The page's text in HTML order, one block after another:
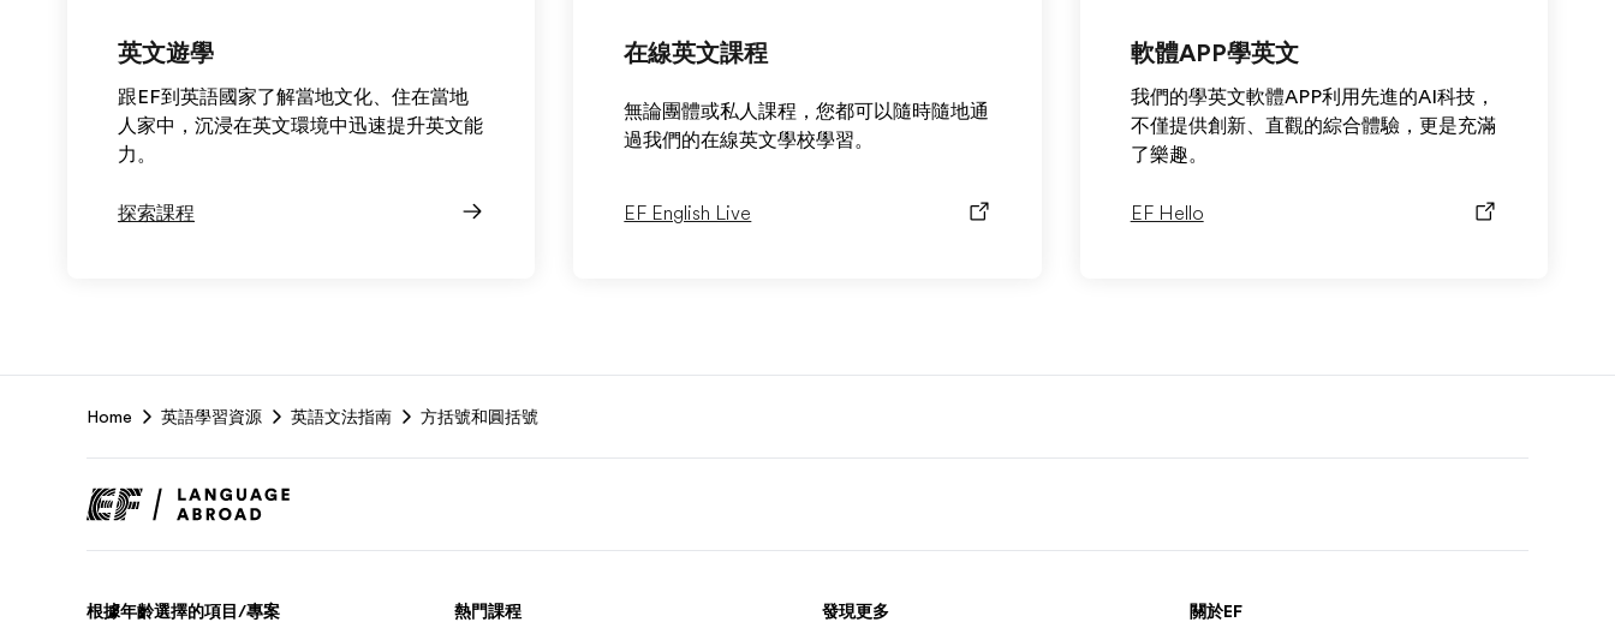
英文遊學
跟EF到英語國家了解當地文化、住在當地
人家中，沉浸在英文環境中迅速提升英文能
力。
探索課程
在線英文課程
無論團體或私人課程，您都可以隨時隨地通
過我們的在線英文學校學習。
EF English Live
軟體APP學英文
我們的學英文軟體APP利用先進的AI科技，
不僅提供創新、直觀的綜合體驗，更是充滿
了樂趣。
EF Hello
Home 英語學習資源 英語文法指南 方括號和圓括號
根據年齡選擇的項目/專案 熱門課程 發現更多 關於EF